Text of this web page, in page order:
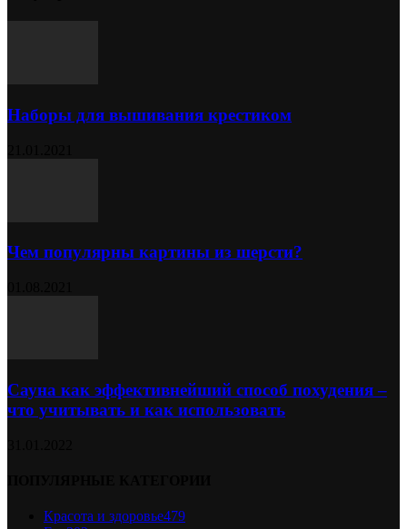
Наборы для вышивания крестиком
Чем популярны картины из шерсти?
Сауна как эффективнейший способ похудения –
что учитывать и как использовать
Красота и здоровье479